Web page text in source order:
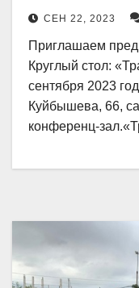
СЕН 22, 2023
Приглашаем
Круглый стол:
сентября 2023
Куйбышева, 66,
конференц-